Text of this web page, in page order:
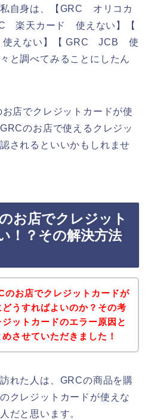
自身は、【GRC オリコカ
楽天カード 使えない】【
えない】【 GRC JCB 使
と調べてみることにしたん
店でクレジットカードが使
のお店で使えるクレジッ
されるといいかもしれませ
お店でクレジット
！？その解決方法
のお店でクレジットカードが
うすればよいのか？その考
ットカードのエラー原因と
させていただきました！
れた人は、GRCの商品を購
クレジットカードが使えな
だと思います。